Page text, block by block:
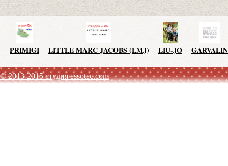
PRIMIGI LITTLE MARC JACOBS (LMJ) LIU-JO GARVALIN
© 2013-2015 студия essotec.com